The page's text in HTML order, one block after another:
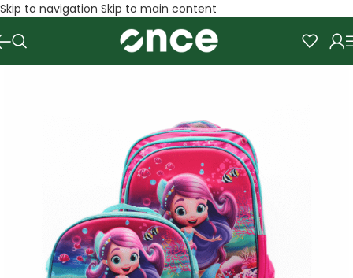
Skip to navigation Skip to main content